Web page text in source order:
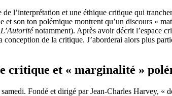
l’interprétation et une éthique critique qui
son ton polémique montrent qu’un discours «
L’Autoriténotamment). Après avoir décrit l’espace
conception de la critique. J’aborderai alors plus
critique et « marginalité »
Fondé et dirigé par Jean-Charles Harvey,